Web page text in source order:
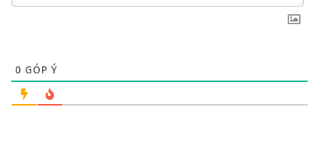
0 GÓP Ý